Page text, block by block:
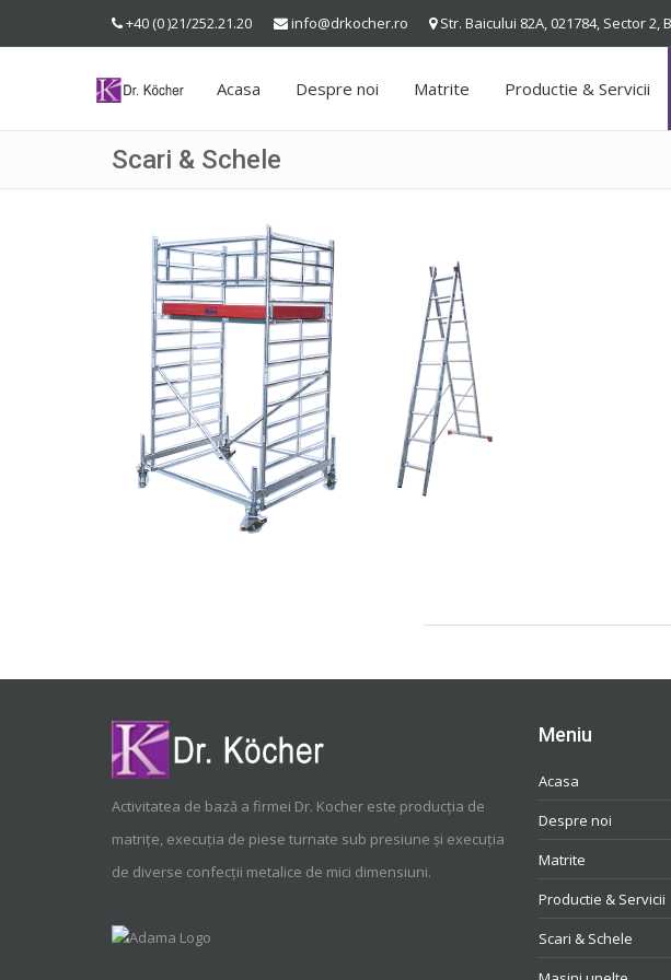
+40 (0 )21/252.21.20 info@drkocher.ro Str. Baicului 82A, 021784, Sector 2,
Acasa Despre noi Matrite Productie & Servicii
Scari & Schele
Activitatea de bază a firmei Dr. Kocher este producția de
matrițe, execuția de piese turnate sub presiune și execuția
de diverse confecții metalice de mici dimensiuni.
Meniu
Acasa
Despre noi
Matrite
Productie & Servicii
Scari & Schele